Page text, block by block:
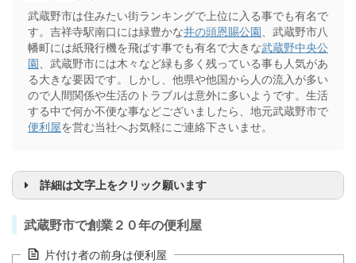
武蔵野市は住みたい街ランキングで上位に入る事でも有名で
す。吉祥寺駅南口には緑豊かな井の頭恩賜公園
、武蔵野市八
幡町には紙飛行機を飛ばす事でも有名で大きな武蔵野中央公
園
、武蔵野市には木々など緑も多く残っている事も人気があ
る大きな要因です。しかし、他県や他国から人の流入が多い
ので人間関係や生活のトラブルは意外に多いようです。生活
する中で何か不便な事などございましたら、地元武蔵野市で
便利屋を営む当社へお気軽にご連絡下さいませ。
詳細は文字上をクリック願います
武蔵野市で創業２０年の便利屋
片付け者の前身は便利屋